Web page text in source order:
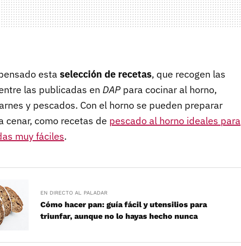
esta selección de recetas, que recogen las
las publicadas en DAP para cocinar al horno,
y pescados. Con el horno se pueden preparar
cenar, como recetas de pescado al horno ideales para
muy fáciles.
EN DIRECTO AL PALADAR
Cómo hacer pan: guía fácil y utensilios para
triunfar, aunque no lo hayas hecho nunca